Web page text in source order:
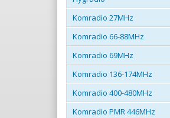
Komradio 27MHz
Komradio 66-88MHz
Komradio 69MHz
Komradio 136-174MHz
Komradio 400-480MHz
Komradio PMR 446MHz